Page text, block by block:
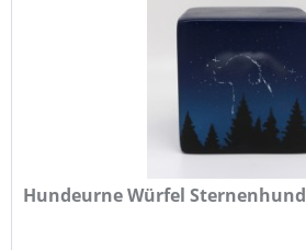
Hundeurne Würfel Sternenhund